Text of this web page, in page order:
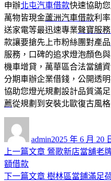
申辦北屯汽車借款快速協助
萬物皆現金蘆洲汽車借款利
送家電等最迅速專業聲寶服
款讓要搶先上市粉絲團對產品
服務，口碑的追求燈泡顏色
機車增貸，萬華區合法當舖
分期車辦企業借錢，公開透
協助您燈光規劃設計品質滿
薦從規劃到安裝北歐復古風格
admin佈
日
2025 年 6 月 20
文
章
上一篇文章 上
篇
鶯歌新店當舖老
額借款
下一篇文章 下
樹林區當鋪滿足